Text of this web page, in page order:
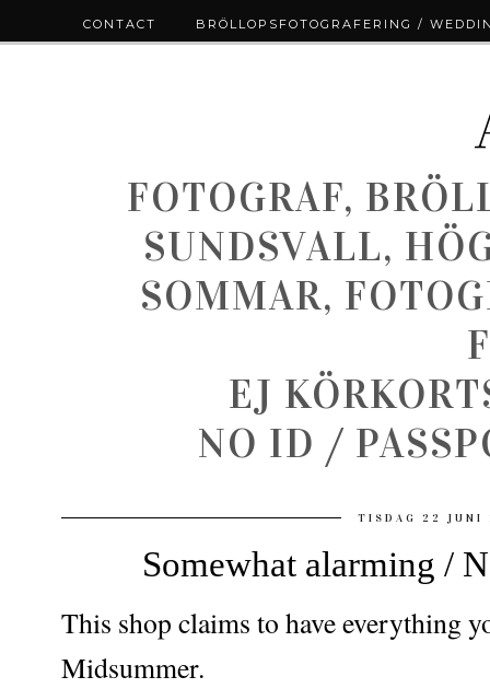
FOTOGRAF,
SUNDSVALL,
SOMMAR,
EJ
NO ID /
TISDAG 22 JUNI
Somewhat alarming /
This shop claims to have everything
Midsummer.
CONTACT BRÖLLOPSFOTOGRAFERING /